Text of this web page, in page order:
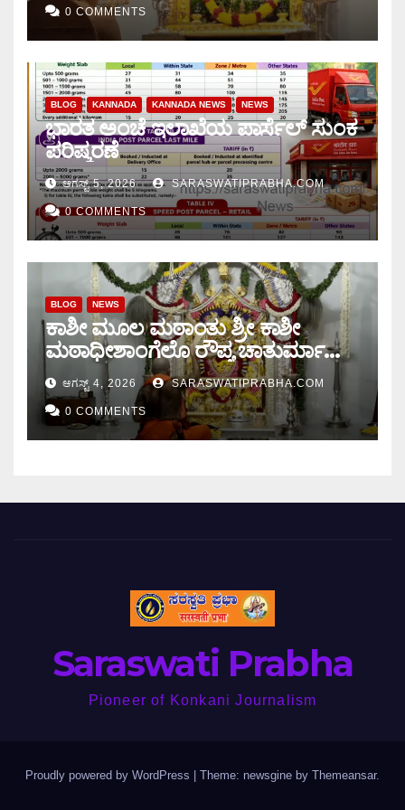
0 COMMENTS
BLOG KANNADA KANNADA NEWS NEWS
ಭಾರತ ಅಂಚೆ ಇಲಾಖೆಯ ಪಾರ್ಸೆಲ್ ಸುಂಕ
ಪರಿಷ್ಕರಣೆ
ಆಗಸ್ಟ್ 5, 2026 SARASWATIPRABHA.COM
0 COMMENTS
BLOG NEWS
ಕಾಶೀ ಮೂಲ ಮಠಾಂತು ಶ್ರೀ ಕಾಶೀ
ಮಠಾಧೀಶಾಂಗೆಲೊ ರೌಪ್ಯ ಚಾತುರ್ಮಾಸು
ಆರಂಭ.
ಆಗಸ್ಟ್ 4, 2026 SARASWATIPRABHA.COM
0 COMMENTS
Saraswati Prabha
Pioneer of Konkani Journalism
Proudly powered by WordPress Theme: newsgine by Themeansar.